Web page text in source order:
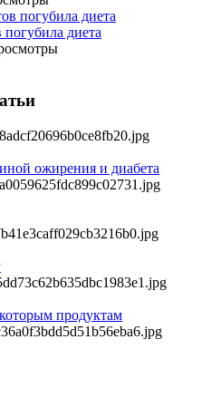
диета
ожирения и диабета
продуктам